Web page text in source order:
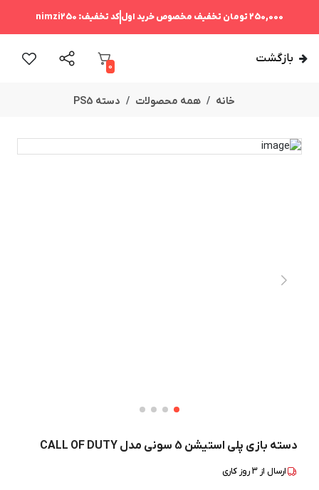
250,000 تومان تخفیف مخصوص خرید اولکد تخفیف: nimzi250
بازگشت
0
خانه همه محصولات دسته PS5
دسته بازی پلی استیشن 5 سونی مدل CALL OF DUTY
ارسال از 3روز کاری